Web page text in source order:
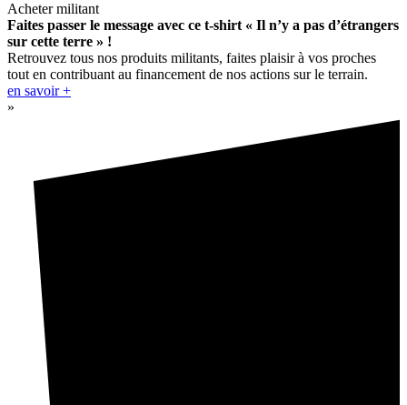
Acheter militant
Faites passer le message avec ce t-shirt « Il n’y a pas d’étrangers
sur cette terre » !
Retrouvez tous nos produits militants, faites plaisir à vos proches
tout en contribuant au financement de nos actions sur le terrain.
en savoir +
»